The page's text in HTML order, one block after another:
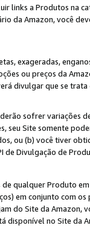
links a Produtos na
da Amazon, você
exageradas,
ou preços da
divulgar que se
sofrer variações
seu Site somente
ou (b) você tiver
de Divulgação de
qualquer Produto
em conjunto com
do Site da Amazon,
disponível no Site da